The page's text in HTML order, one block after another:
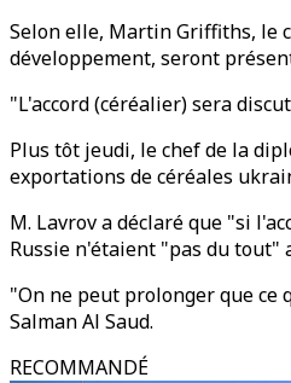
Selon elle, Martin Griffiths, le
développement, seront
"L'accord (céréalier) sera
Plus tôt jeudi, le chef de la
exportations de céréales
M. Lavrov a déclaré que "si
Russie n'étaient "pas du tout"
"On ne peut prolonger que ce
Salman Al Saud.
RECOMMANDÉ